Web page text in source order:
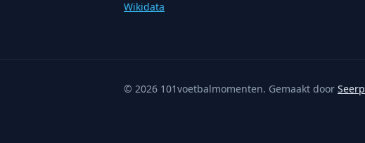
Wikidata
© 2026 101voetbalmomenten. Gemaakt door